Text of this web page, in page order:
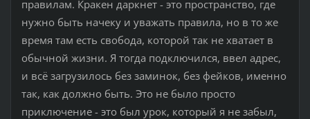
правилам. Кракен даркнет - это пространство, где
нужно быть начеку и уважать правила, но в то же
время там есть свобода, которой так не хватает в
обычной жизни. Я тогда подключился, ввел адрес,
и всё загрузилось без заминок, без фейков, именно
так, как должно быть. Это не было просто
приключение - это был урок, который я не забыл,